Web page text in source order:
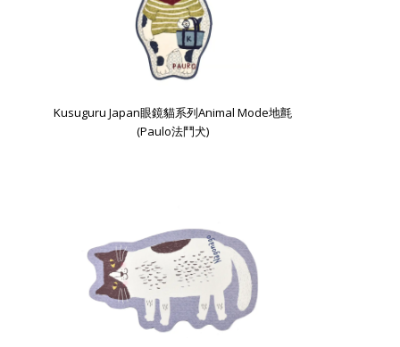
Kusuguru Japan眼鏡貓系列Animal Mode地氈
(Paulo法鬥犬)